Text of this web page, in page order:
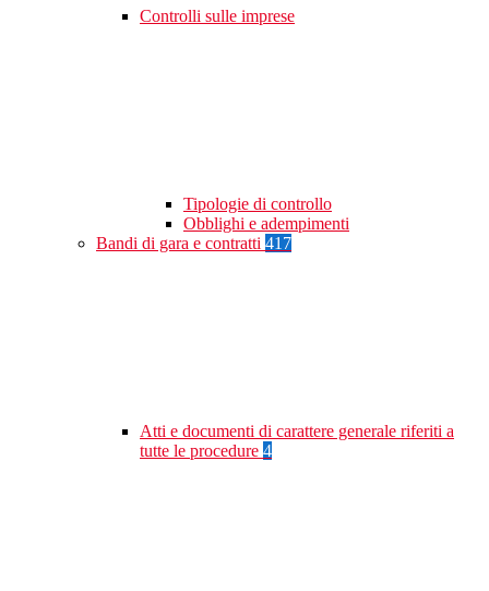
Controlli sulle imprese
Tipologie di controllo
Obblighi e adempimenti
Bandi di gara e contratti 417
Atti e documenti di carattere generale riferiti a
tutte le procedure 4